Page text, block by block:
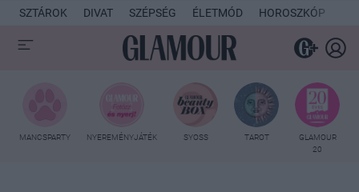
SZTÁROK DIVAT SZÉPSÉG ÉLETMÓD HOROSZKÓP
MANCSPARTY NYEREMÉNYJÁTÉK SYOSS TAROT
GLAMOUR
20